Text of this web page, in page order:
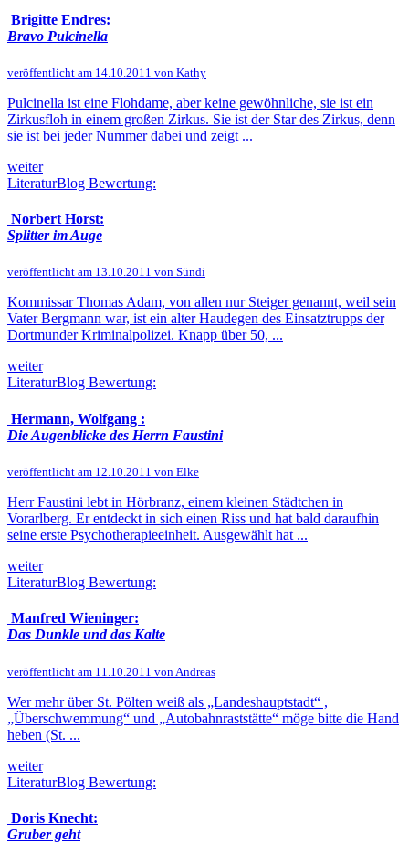
Brigitte Endres:
Bravo Pulcinella
veröffentlicht am 14.10.2011 von Kathy
Pulcinella ist eine Flohdame, aber keine gewöhnliche, sie ist ein
Zirkusfloh in einem großen Zirkus. Sie ist der Star des Zirkus, denn
sie ist bei jeder Nummer dabei und zeigt ...
weiter
LiteraturBlog Bewertung:
Norbert Horst:
Splitter im Auge
veröffentlicht am 13.10.2011 von Sündi
Kommissar Thomas Adam, von allen nur Steiger genannt, weil sein
Vater Bergmann war, ist ein alter Haudegen des Einsatztrupps der
Dortmunder Kriminalpolizei. Knapp über 50, ...
weiter
LiteraturBlog Bewertung:
Hermann, Wolfgang :
Die Augenblicke des Herrn Faustini
veröffentlicht am 12.10.2011 von Elke
Herr Faustini lebt in Hörbranz, einem kleinen Städtchen in
Vorarlberg. Er entdeckt in sich einen Riss und hat bald daraufhin
seine erste Psychotherapieeinheit. Ausgewählt hat ...
weiter
LiteraturBlog Bewertung:
Manfred Wieninger:
Das Dunkle und das Kalte
veröffentlicht am 11.10.2011 von Andreas
Wer mehr über St. Pölten weiß als „Landeshauptstadt“ ,
„Überschwemmung“ und „Autobahnraststätte“ möge bitte die Hand
heben (St. ...
weiter
LiteraturBlog Bewertung:
Doris Knecht:
Gruber geht